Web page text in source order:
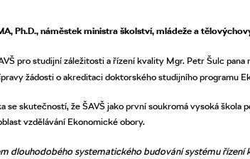
Ph.D., náměstek ministra školství, mládeže a
pro studijní záležitosti a řízení kvality Mgr. Petr Šulc pana
žádosti o akreditaci doktorského studijního programu
se skutečností, že ŠAVŠ jako první soukromá vysoká škola
vzdělávání Ekonomické obory.
dlouhodobého systematického budování systému řízení